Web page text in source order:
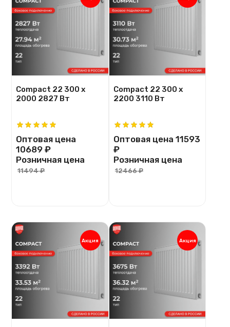
Compact 22 300 х
2000 2827 Вт
Оптовая цена
10689 ₽
Розничная цена
11494 ₽
Compact 22 300 х
2200 3110 Вт
Оптовая цена 11593
₽
Розничная цена
12466 ₽
Акция Акция